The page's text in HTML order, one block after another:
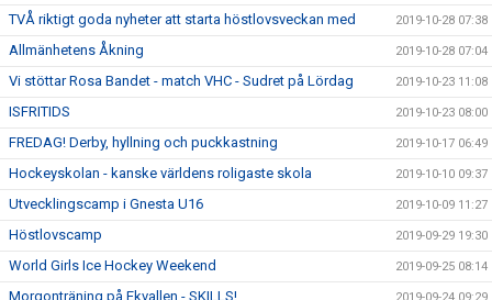
TVÅ riktigt goda nyheter att starta höstlovsveckan med 2019-10-28 07:38
Allmänhetens Åkning 2019-10-28 07:04
Vi stöttar Rosa Bandet - match VHC - Sudret på Lördag 2019-10-23 11:08
ISFRITIDS 2019-10-23 08:00
FREDAG! Derby, hyllning och puckkastning 2019-10-17 06:49
Hockeyskolan - kanske världens roligaste skola 2019-10-10 09:37
Utvecklingscamp i Gnesta U16 2019-10-09 11:27
Höstlovscamp 2019-09-29 19:30
World Girls Ice Hockey Weekend 2019-09-25 08:14
Morgonträning på Ekvallen - SKILLS!